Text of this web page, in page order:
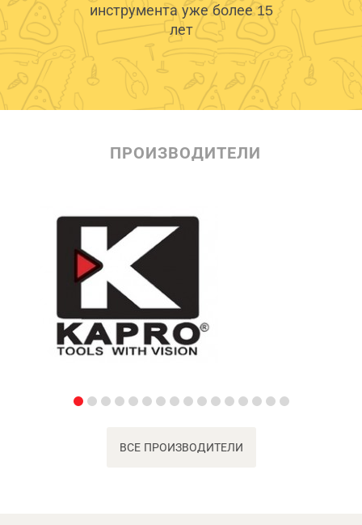
инструмента уже более 15
лет
ПРОИЗВОДИТЕЛИ
ВСЕ ПРОИЗВОДИТЕЛИ